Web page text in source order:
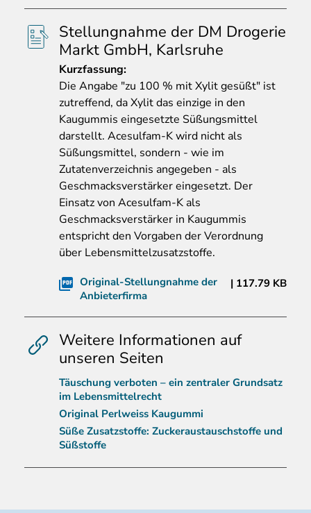
Stellungnahme der DM Drogerie
Markt GmbH, Karlsruhe
Kurzfassung:
Die Angabe "zu 100 % mit Xylit gesüßt" ist
zutreffend, da Xylit das einzige in den
Kaugummis eingesetzte Süßungsmittel
darstellt. Acesulfam-K wird nicht als
Süßungsmittel, sondern - wie im
Zutatenverzeichnis angegeben - als
Geschmacksverstärker eingesetzt. Der
Einsatz von Acesulfam-K als
Geschmacksverstärker in Kaugummis
entspricht den Vorgaben der Verordnung
über Lebensmittelzusatzstoffe.
Original-Stellungnahme der
Anbieterfirma
117.79 KB
Weitere Informationen auf
unseren Seiten
Täuschung verboten – ein zentraler Grundsatz
im Lebensmittelrecht
Original Perlweiss Kaugummi
Süße Zusatzstoffe: Zuckeraustauschstoffe und
Süßstoffe